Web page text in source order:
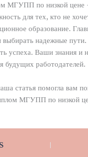
МГУПП по низкой цене
для тех, кто не
образование.
выбирать надежные
успеха. Ваши знания и
будущих работодателей.
статья помогла вам
МГУПП по низкой